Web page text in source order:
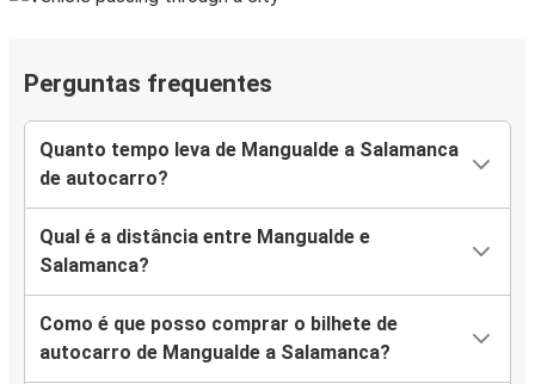
Perguntas frequentes
Quanto tempo leva de Mangualde a Salamanca
de autocarro?
Qual é a distância entre Mangualde e
Salamanca?
Como é que posso comprar o bilhete de
autocarro de Mangualde a Salamanca?